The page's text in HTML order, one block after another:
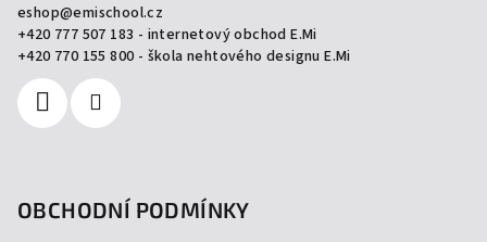
eshop@emischool.cz
+420 777 507 183 - internetový obchod E.Mi
+420 770 155 800 - škola nehtového designu E.Mi
OBCHODNÍ PODMÍNKY